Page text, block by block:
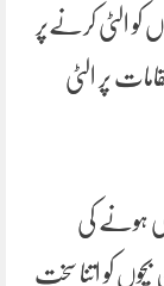
کو الٹی کرنےپر
پر الٹی
ہونے کی
کو اتنا سخت